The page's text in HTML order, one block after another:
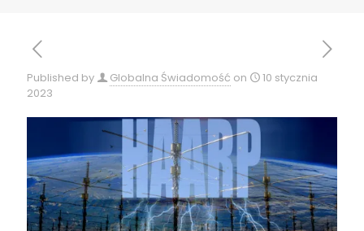
Published by Globalna Świadomość on
10 stycznia
2023